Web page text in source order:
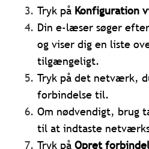
Tryk på Konfiguration
Din e-læser søger
og viser dig en liste
tilgængeligt.
Tryk på det netværk,
forbindelse til.
Om nødvendigt, brug
til at indtaste
Tryk påOpret